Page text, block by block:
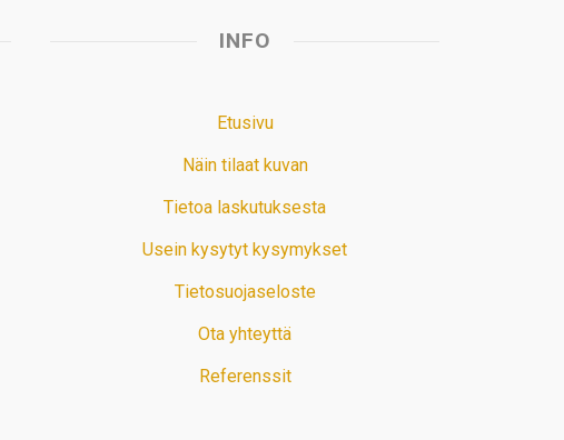
INFO
Etusivu
Näin tilaat kuvan
Tietoa laskutuksesta
Usein kysytyt kysymykset
Tietosuojaseloste
Ota yhteyttä
Referenssit